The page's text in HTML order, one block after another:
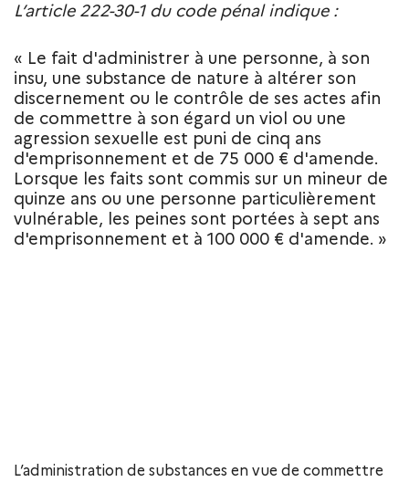
L’article 222-30-1 du code pénal indique :
« Le fait d'administrer à une personne, à son
insu, une substance de nature à altérer son
discernement ou le contrôle de ses actes afin
de commettre à son égard un viol ou une
agression sexuelle est puni de cinq ans
d'emprisonnement et de 75 000 € d'amende.
Lorsque les faits sont commis sur un mineur de
quinze ans ou une personne particulièrement
vulnérable, les peines sont portées à sept ans
d'emprisonnement et à 100 000 € d'amende. »
L’administration de substances en vue de commettre